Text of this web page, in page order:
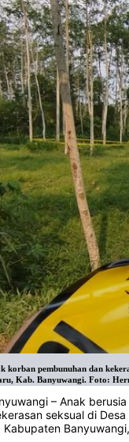
korban pembunuhan dan
Kab. Banyuwangi. Foto:
– Anak
seksual di Desa
Kabupaten